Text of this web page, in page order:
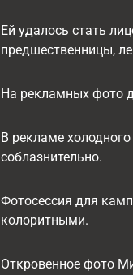
Ей удалось стать
предшественницы,
На рекламных фото
В рекламе
соблазнительно.
Фотосессия для
колоритными.
Откровенное фото